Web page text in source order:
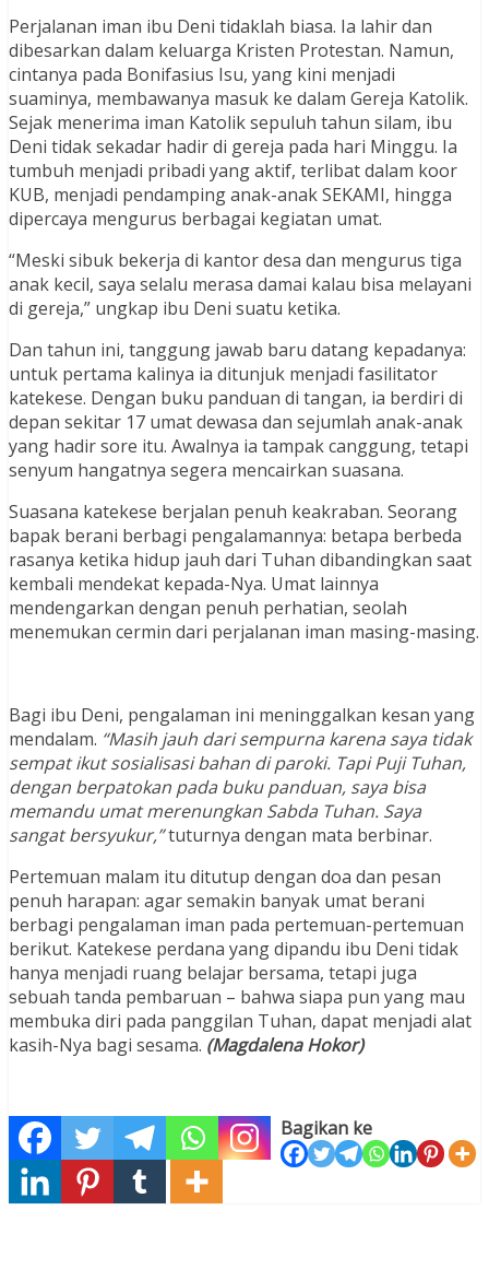
Perjalanan iman ibu Deni tidaklah biasa. Ia lahir dan
dibesarkan dalam keluarga Kristen Protestan. Namun,
cintanya pada Bonifasius Isu, yang kini menjadi
suaminya, membawanya masuk ke dalam Gereja Katolik.
Sejak menerima iman Katolik sepuluh tahun silam, ibu
Deni tidak sekadar hadir di gereja pada hari Minggu. Ia
tumbuh menjadi pribadi yang aktif, terlibat dalam koor
KUB, menjadi pendamping anak-anak SEKAMI, hingga
dipercaya mengurus berbagai kegiatan umat.
“Meski sibuk bekerja di kantor desa dan mengurus tiga
anak kecil, saya selalu merasa damai kalau bisa melayani
di gereja,” ungkap ibu Deni suatu ketika.
Dan tahun ini, tanggung jawab baru datang kepadanya:
untuk pertama kalinya ia ditunjuk menjadi fasilitator
katekese. Dengan buku panduan di tangan, ia berdiri di
depan sekitar 17 umat dewasa dan sejumlah anak-anak
yang hadir sore itu. Awalnya ia tampak canggung, tetapi
senyum hangatnya segera mencairkan suasana.
Suasana katekese berjalan penuh keakraban. Seorang
bapak berani berbagi pengalamannya: betapa berbeda
rasanya ketika hidup jauh dari Tuhan dibandingkan saat
kembali mendekat kepada-Nya. Umat lainnya
mendengarkan dengan penuh perhatian, seolah
menemukan cermin dari perjalanan iman masing-masing.
Bagi ibu Deni, pengalaman ini meninggalkan kesan yang
mendalam. “Masih jauh dari sempurna karena saya tidak
sempat ikut sosialisasi bahan di paroki. Tapi Puji Tuhan,
dengan berpatokan pada buku panduan, saya bisa
memandu umat merenungkan Sabda Tuhan. Saya
sangat bersyukur,”tuturnya dengan mata berbinar.
Pertemuan malam itu ditutup dengan doa dan pesan
penuh harapan: agar semakin banyak umat berani
berbagi pengalaman iman pada pertemuan-pertemuan
berikut. Katekese perdana yang dipandu ibu Deni tidak
hanya menjadi ruang belajar bersama, tetapi juga
sebuah tanda pembaruan – bahwa siapa pun yang mau
membuka diri pada panggilan Tuhan, dapat menjadi alat
kasih-Nya bagi sesama. (Magdalena Hokor)
Bagikan ke